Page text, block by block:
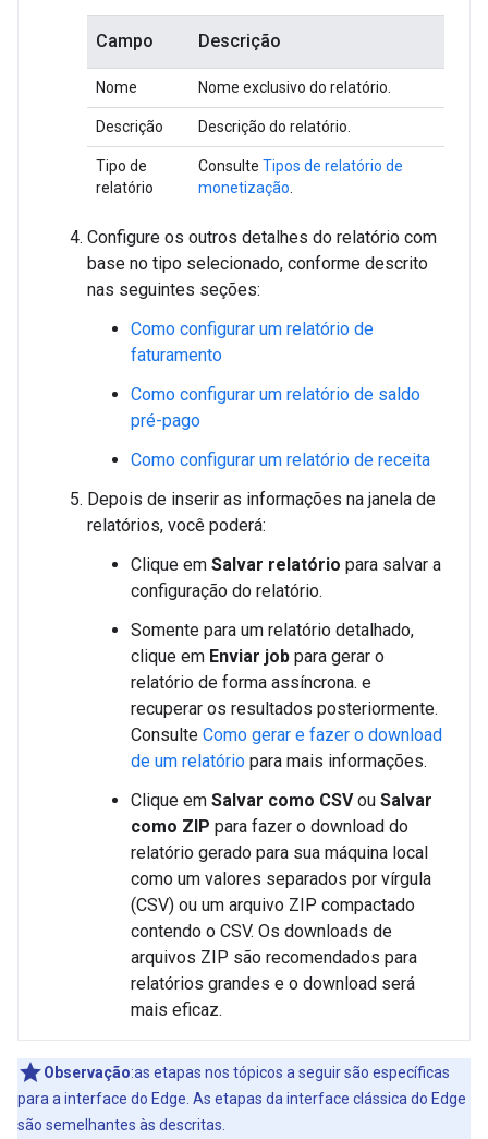
Campo Descrição
Nome Nome exclusivo do relatório.
Descrição Descrição do relatório.
Tipo de
relatório
Consulte Tipos de relatório de
monetização.
Configure os outros detalhes do relatório com
base no tipo selecionado, conforme descrito
nas seguintes seções:
Como configurar um relatório de
faturamento
Como configurar um relatório de saldo
pré-pago
Como configurar um relatório de receita
Depois de inserir as informações na janela de
relatórios, você poderá:
Clique em Salvar relatório para salvar a
configuração do relatório.
Somente para um relatório detalhado,
clique em Enviar job para gerar o
relatório de forma assíncrona. e
recuperar os resultados posteriormente.
Consulte Como gerar e fazer o download
de um relatório para mais informações.
Clique em Salvar como CSVou Salvar
como ZIP para fazer o download do
relatório gerado para sua máquina local
como um valores separados por vírgula
(CSV) ou um arquivo ZIP compactado
contendo o CSV. Os downloads de
arquivos ZIP são recomendados para
relatórios grandes e o download será
mais eficaz.
Observação:as etapas nos tópicos a seguir são específicas
para a interface do Edge. As etapas da interface clássica do Edge
são semelhantes às descritas.